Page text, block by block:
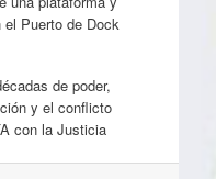
Puerto de Dock
de poder,
y el conflicto
con la Justicia